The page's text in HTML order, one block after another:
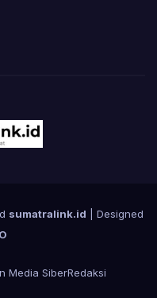
sumatralink.id | Designed
Media SiberRedaksi